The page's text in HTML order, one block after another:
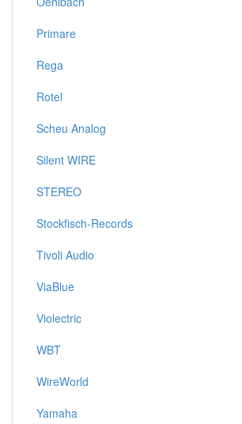
Primare
Rega
Rotel
Scheu Analog
Silent WIRE
STEREO
Stockfisch-Records
Tivoli Audio
ViaBlue
Violectric
WBT
WireWorld
Yamaha